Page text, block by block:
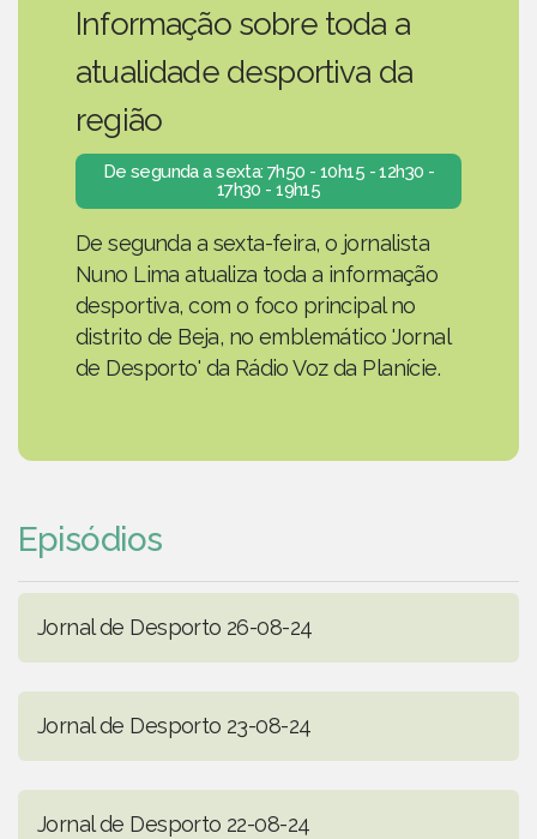
Informação sobre toda a
atualidade desportiva da
região
De segunda a sexta: 7h50 - 10h15 - 12h30 -
17h30 - 19h15
De segunda a sexta-feira, o jornalista
Nuno Lima atualiza toda a informação
desportiva, com o foco principal no
distrito de Beja, no emblemático 'Jornal
de Desporto' da Rádio Voz da Planície.
Episódios
Jornal de Desporto 26-08-24
Jornal de Desporto 23-08-24
Jornal de Desporto 22-08-24